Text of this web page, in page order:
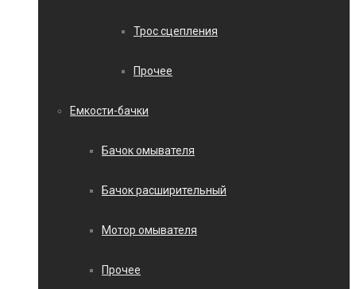
Трос сцепления
Прочее
Емкости-бачки
Бачок омывателя
Бачок расширительный
Мотор омывателя
Прочее